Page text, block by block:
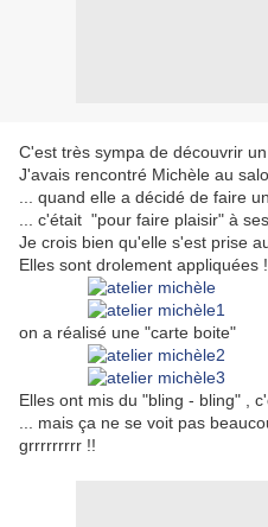
C'est très sympa de découvrir
J'avais rencontré Michèle au
... quand elle a décidé de faire
... c'était "pour faire plaisir" à
Je crois bien qu'elle s'est prise
Elles sont drolement appliquées
on a réalisé une "carte boite"
Elles ont mis du "bling - bling" ,
... mais ça ne se voit pas
grrrrrrrrr !!